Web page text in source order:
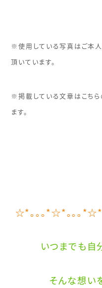
※使用している写真はご本
頂いています。
※掲載している文章はこち
ます。
☆*｡｡｡*☆*｡｡｡*☆*
いつまでも自
そんな想い